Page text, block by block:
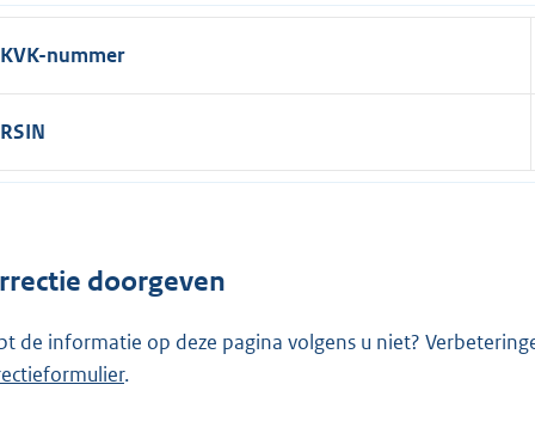
KVK-nummer
RSIN
doorgeven
de informatie op deze pagina volgens u niet?
.